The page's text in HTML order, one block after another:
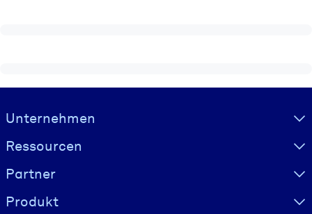
Visually hidden Text
Unternehmen
Ressourcen
Partner
Produkt